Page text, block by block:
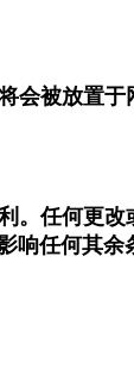
会被放置
。任何更
任何其余